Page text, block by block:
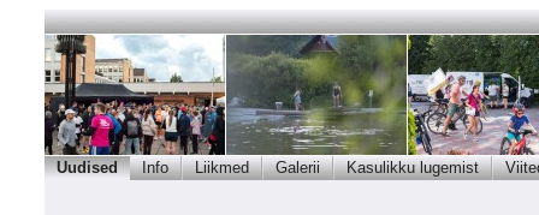
Uudised Info Liikmed Galerii Kasulikku lugemist